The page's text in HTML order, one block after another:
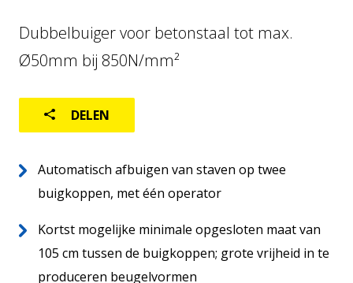
FABRIEKSAUTOMATISERING
GEBRUIKTE MACHINES
Dubbelbuiger voor betonstaal tot max.
Ø50mm bij 850N/mm²
DELEN
Automatisch afbuigen van staven op twee
buigkoppen, met één operator
Kortst mogelijke minimale opgesloten maat van
105 cm tussen de buigkoppen; grote vrijheid in te
produceren beugelvormen